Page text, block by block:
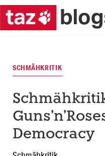
SCHMÄHKRITIK
Democracy